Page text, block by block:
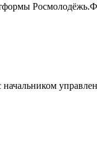
начальником